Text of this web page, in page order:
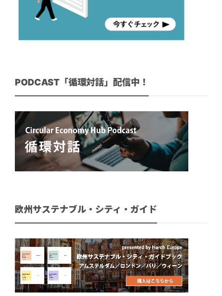
PODCAST「循環対話」配信中！
欧州サステナブル・シティ・ガイド